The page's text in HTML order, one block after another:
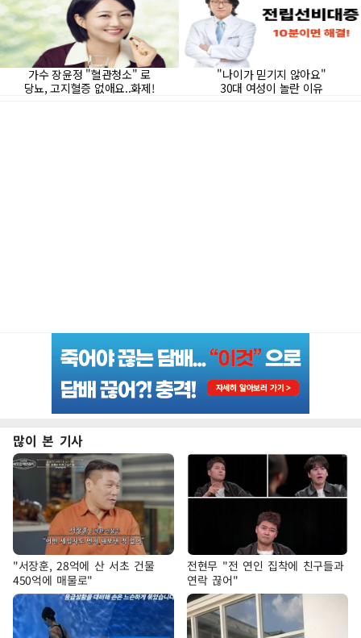
많이 본 기사
"서장훈, 28억에 산 서초 건물
450억에 매물로"
전현무 "전 연인 집착에 친구들과
연락 끊어"